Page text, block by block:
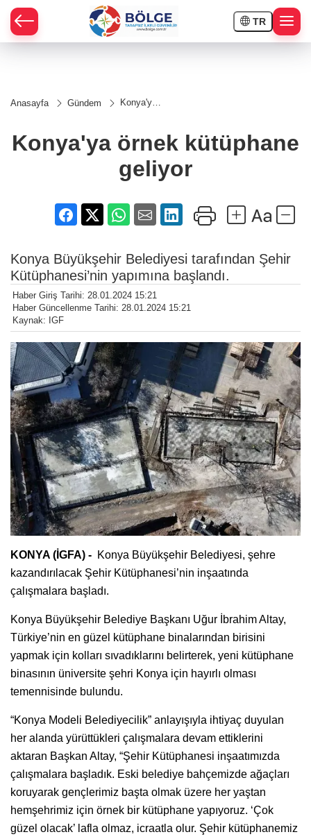
TR
Anasayfa Gündem
Konya'ya
geliyor
Konya'ya örnek kütüphane
geliyor
Konya Büyükşehir Belediyesi tarafından Şehir
Kütüphanesi’nin yapımına başlandı.
Haber Giriş Tarihi: 28.01.2024 15:21
Haber Güncellenme Tarihi: 28.01.2024 15:21
Kaynak: IGF
KONYA (İGFA) - Konya Büyükşehir Belediyesi, şehre
kazandırılacak Şehir Kütüphanesi’nin inşaatında
çalışmalara başladı.
Konya Büyükşehir Belediye Başkanı Uğur İbrahim Altay,
Türkiye’nin en güzel kütüphane binalarından birisini
yapmak için kolları sıvadıklarını belirterek, yeni kütüphane
binasının üniversite şehri Konya için hayırlı olması
temennisinde bulundu.
“Konya Modeli Belediyecilik” anlayışıyla ihtiyaç duyulan
her alanda yürüttükleri çalışmalara devam ettiklerini
aktaran Başkan Altay, “Şehir Kütüphanesi inşaatımızda
çalışmalara başladık. Eski belediye bahçemizde ağaçları
koruyarak gençlerimiz başta olmak üzere her yaştan
hemşehrimiz için örnek bir kütüphane yapıyoruz. ‘Çok
güzel olacak’ lafla olmaz, icraatla olur. Şehir kütüphanemiz